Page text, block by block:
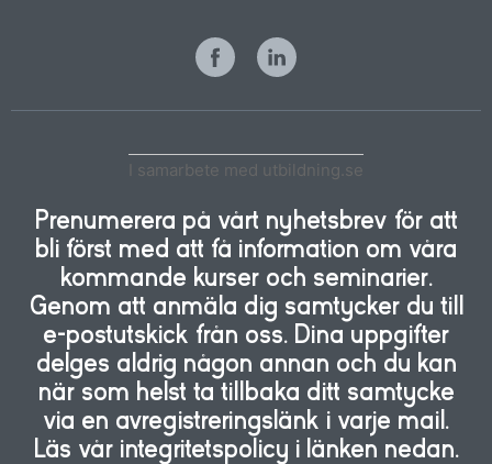
I samarbete med utbildning.se
Prenumerera på vårt nyhetsbrev för att
bli först med att få information om våra
kommande kurser och seminarier.
Genom att anmäla dig samtycker du till
e-postutskick från oss. Dina uppgifter
delges aldrig någon annan och du kan
när som helst ta tillbaka ditt samtycke
via en avregistreringslänk i varje mail.
Läs vår integritetspolicy i länken nedan.